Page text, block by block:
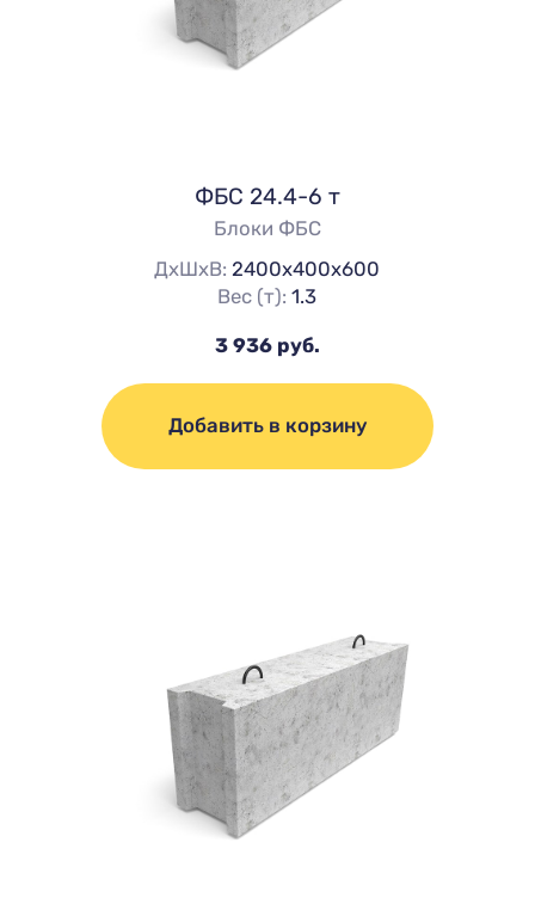
ФБС 24.4-6 т
Блоки ФБС
ДхШхВ:2400х400х600
Вес (т):1.3
3 936 руб.
Добавить в корзину